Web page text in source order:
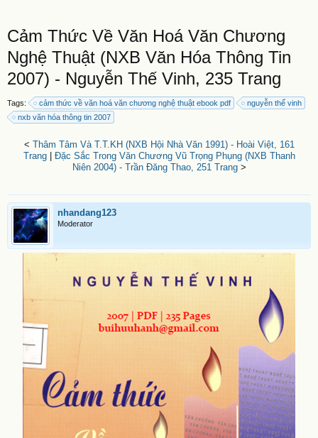
Cảm Thức Về Văn Hoá Văn Chương
Nghệ Thuật (NXB Văn Hóa Thông Tin
2007) - Nguyễn Thế Vinh, 235 Trang
Tags: cảm thức về văn hoá văn chương nghệ thuật ebook pdf
nguyễn thế vinh
nxb văn hóa thông tin 2007
< Thâm Tâm Và T.T.KH (NXB Hội Nhà Văn 1991) - Hoài Việt, 161
Trang| Đặc Sắc Trong Văn Chương Vũ Trọng Phụng (NXB Thanh
Niên 2004) - Trần Đăng Thao, 251 Trang>
nhandang123
Moderator